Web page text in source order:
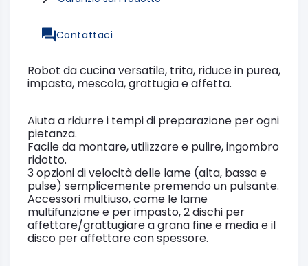
Contattaci
Robot da cucina versatile, trita, riduce in purea,
impasta, mescola, grattugia e affetta.
Aiuta a ridurre i tempi di preparazione per ogni
pietanza.
Facile da montare, utilizzare e pulire, ingombro
ridotto.
3 opzioni di velocità delle lame (alta, bassa e
pulse) semplicemente premendo un pulsante.
Accessori multiuso, come le lame
multifunzione e per impasto, 2 dischi per
affettare/grattugiare a grana fine e media e il
disco per affettare con spessore.